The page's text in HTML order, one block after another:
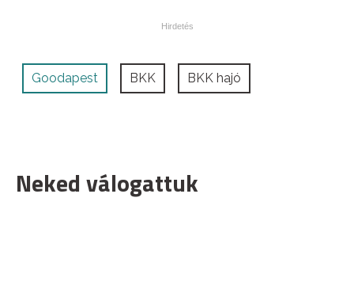
Goodapest BKK BKK hajó
Neked válogattuk